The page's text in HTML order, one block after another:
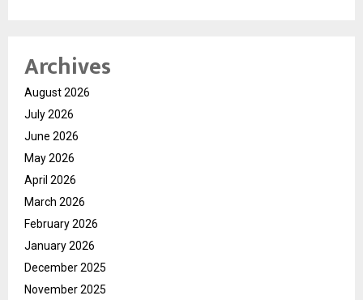
Archives
August 2026
July 2026
June 2026
May 2026
April 2026
March 2026
February 2026
January 2026
December 2025
November 2025